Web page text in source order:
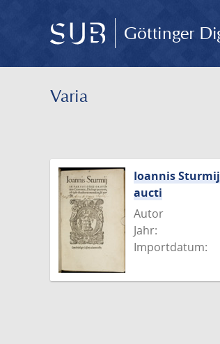
Göttinger
Varia
Ioannis
aucti
Autor
Jahr:
Importdatum: